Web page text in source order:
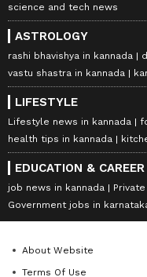
science and tech news
ASTROLOGY
rashi bhavishya in kannada
vastu shastra in kannada
LIFESTYLE
Lifestyle news in kannada
health tips in kannada
EDUCATION & CAREER
job news in kannada
Government jobs in
About Website
Terms Of Use